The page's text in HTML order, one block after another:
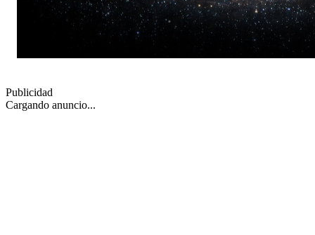
Publicidad
Cargando anuncio...